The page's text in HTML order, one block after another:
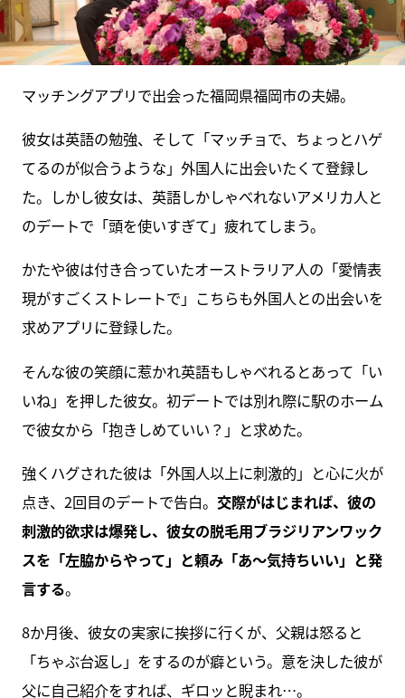
マッチングアプリで出会った福岡県福岡市の夫婦。
彼女は英語の勉強、そして「マッチョで、ちょっとハゲ
てるのが似合うような」外国人に出会いたくて登録し
た。しかし彼女は、英語しかしゃべれないアメリカ人と
のデートで「頭を使いすぎて」疲れてしまう。
かたや彼は付き合っていたオーストラリア人の「愛情表
現がすごくストレートで」こちらも外国人との出会いを
求めアプリに登録した。
そんな彼の笑顔に惹かれ英語もしゃべれるとあって「い
いね」を押した彼女。初デートでは別れ際に駅のホーム
で彼女から「抱きしめていい？」と求めた。
強くハグされた彼は「外国人以上に刺激的」と心に火が
点き、2回目のデートで告白。 交際がはじまれば、彼の
刺激的欲求は爆発し、彼女の脱毛用ブラジリアンワック
スを「左脇からやって」と頼み「あ～気持ちいい」と発
言する。
8か月後、彼女の実家に挨拶に行くが、父親は怒ると
「ちゃぶ台返し」をするのが癖という。意を決した彼が
父に自己紹介をすれば、ギロッと睨まれ…。